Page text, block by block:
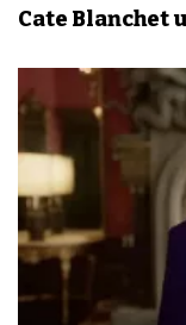
Cate Blanchet